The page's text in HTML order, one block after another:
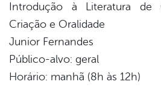
Introdução à Literatura de
Criação e Oralidade
Junior Fernandes
Público-alvo: geral
Horário: manhã (8h às 12h)